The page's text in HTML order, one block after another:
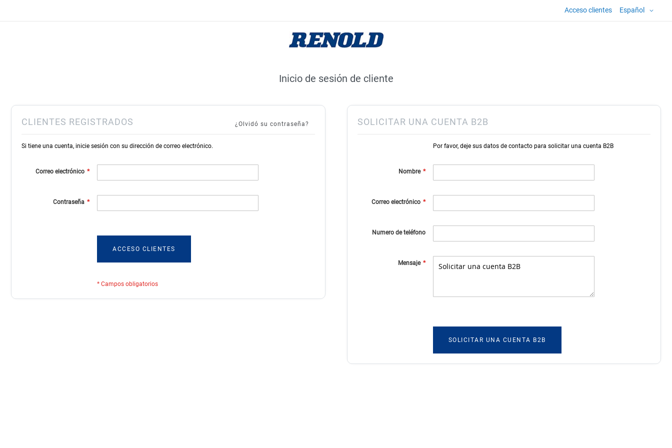
Acceso clientes Lenguaje
Español
Inicio de sesión de cliente
CLIENTES REGISTRADOS
Si tiene una cuenta, inicie sesión con su dirección de correo electrónico.
Correo electrónico
Contraseña
ACCESO CLIENTES
¿Olvidó su contraseña? SOLICITAR UNA CUENTA B2B
Por favor, deje sus datos de contacto para solicitar una cuenta B2B
Nombre
Correo electrónico
Numero de teléfono
Mensaje
SOLICITAR UNA CUENTA B2B